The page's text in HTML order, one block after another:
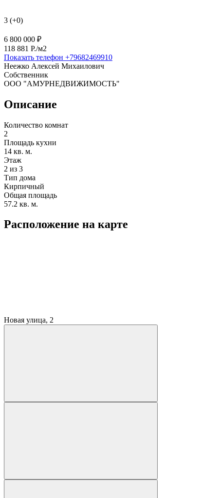
3 (+0)
6 800 000 ₽
118 881 P./м2
Показать телефон +79682469910
Неежко Алексей Михаилович
Собственник
ООО "АМУРНЕДВИЖИМОСТЬ"
Описание
Количество комнат
2
Площадь кухни
14 кв. м.
Этаж
2 из 3
Тип дома
Кирпичный
Общая площадь
57.2 кв. м.
Расположение на карте
Новая улица, 2